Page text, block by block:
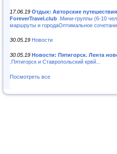
17.06.19 Отдых: Авторские
ForeverTravel.club .Мини-группы (6-10
маршруты и городаОптимальное
30.05.19 Новости
30.05.19 Новости: Пятигорск. Лента
.Пятигорск и Ставропольский крвй...
Посмотреть все